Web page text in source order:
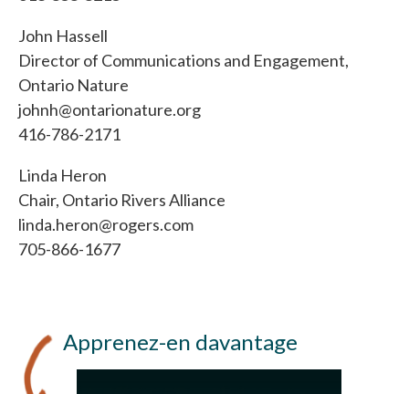
John Hassell
Director of Communications and Engagement,
Ontario Nature
johnh@ontarionature.org
416-786-2171
Linda Heron
Chair, Ontario Rivers Alliance
linda.heron@rogers.com
705-866-1677
Apprenez-en davantage